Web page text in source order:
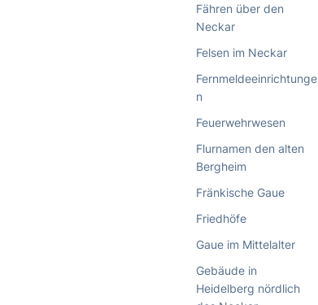
Fähren über den
Neckar
Felsen im Neckar
Fernmeldeeinrichtunge
n
Feuerwehrwesen
Flurnamen den alten
Bergheim
Fränkische Gaue
Friedhöfe
Gaue im Mittelalter
Gebäude in
Heidelberg nördlich